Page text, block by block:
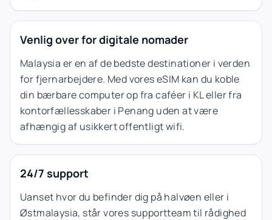
Venlig over for digitale nomader
Malaysia er en af de bedste destinationer i verden
for fjernarbejdere. Med vores eSIM kan du koble
din bærbare computer op fra caféer i KL eller fra
kontorfællesskaber i Penang uden at være
afhængig af usikkert offentligt wifi.
24/7 support
Uanset hvor du befinder dig på halvøen eller i
Østmalaysia, står vores supportteam til rådighed